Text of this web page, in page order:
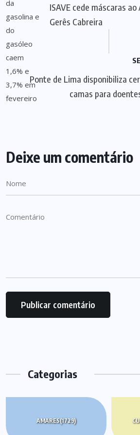
ISAVE cede máscaras ao
Gerês Cabreira
Ponte de Lima disponibiliza
camas para
Deixe um comentário
Categorias
AMARES(1729)